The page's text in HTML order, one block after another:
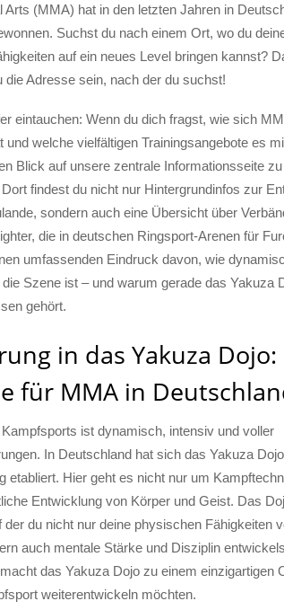
Arts (MMA) hat in den letzten Jahren in
Suchst du nach einem Ort, wo du
auf ein neues Level bringen kannst?
die Adresse sein, nach der du suchst!
eintauchen: Wenn du dich fragst, wie sich
und welche vielfältigen Trainingsangebote es
Blick auf unsere zentrale Informationsseite zu
findest du nicht nur Hintergrundinfos zur
sondern auch eine Übersicht über
die in deutschen Ringsport-Arenen für
umfassenden Eindruck davon, wie
Szene ist – und warum gerade das Yakuza
gehört.
in das Yakuza Dojo:
für MMA in
ist dynamisch, intensiv und voller
In Deutschland hat sich das Yakuza
etabliert. Hier geht es nicht nur um
Entwicklung von Körper und Geist. Das
der du nicht nur deine physischen Fähigkeiten
auch mentale Stärke und Disziplin
das Yakuza Dojo zu einem einzigartigen
weiterentwickeln möchten.